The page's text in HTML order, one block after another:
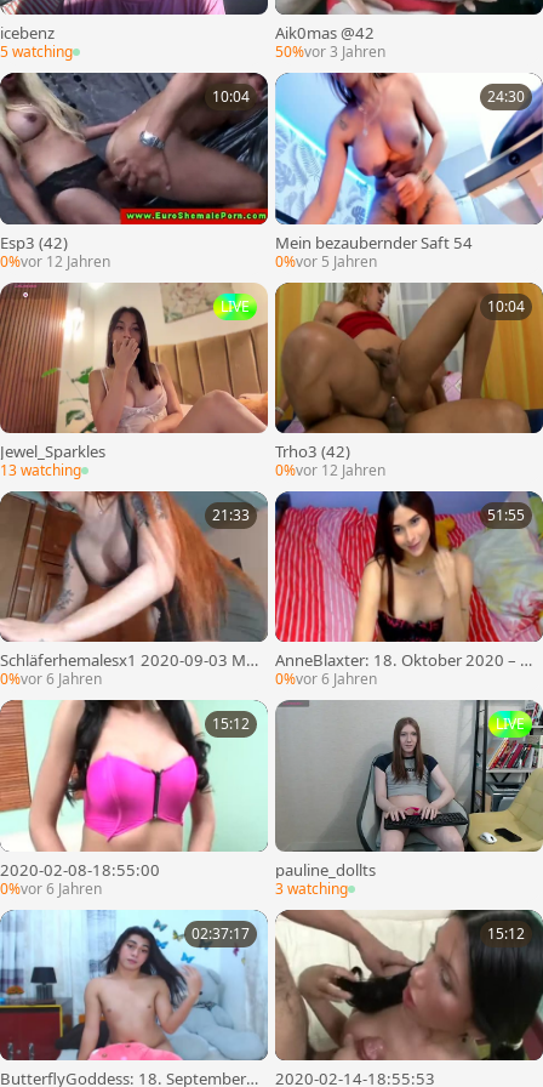
icebenz
5 watching
Aik0mas @42
50%vor 3 Jahren
10:04
Esp3 (42)
0%vor 12 Jahren
24:30
Mein bezaubernder Saft 54
0%vor 5 Jahren
LIVE
Jewel_Sparkles
13 watching
10:04
Trho3 (42)
0%vor 12 Jahren
21:33
Schläferhemalesx1 2020-09-03 Mo
denschau Ein bisschen nolliert
0%vor 6 Jahren
51:55
AnneBlaxter: 18. Oktober 2020 – Cl
ip 1
0%vor 6 Jahren
15:12
2020-02-08-18:55:00
0%vor 6 Jahren
LIVE
pauline_dollts
3 watching
02:37:17
ButterflyGoddess: 18. September
15:12
2020-02-14-18:55:53